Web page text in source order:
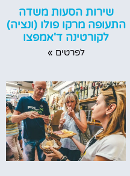
שירות הסעות משדה
התעופה מרקו פולו (ונציה)
לקורטינה ד'אמפצו
לפרטים »